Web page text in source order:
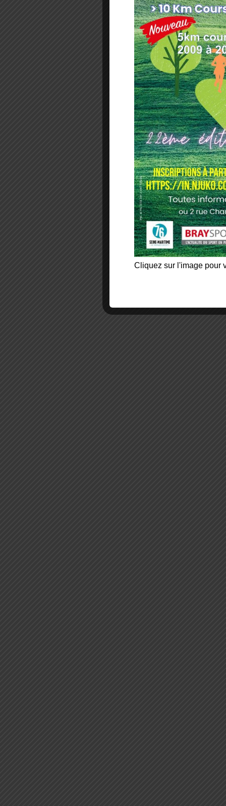
Cliquez sur l'image pour